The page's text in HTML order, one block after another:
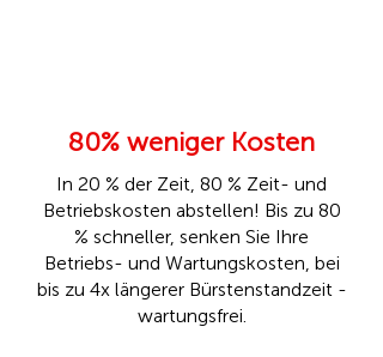
80% weniger Kosten
In 20 % der Zeit, 80 % Zeit- und
Betriebskosten abstellen! Bis zu 80
% schneller, senken Sie Ihre
Betriebs- und Wartungskosten, bei
bis zu 4x längerer Bürstenstandzeit -
wartungsfrei.